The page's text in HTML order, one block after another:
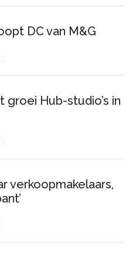
DC van M&G
groei Hub-studio’s in
verkoopmakelaars,